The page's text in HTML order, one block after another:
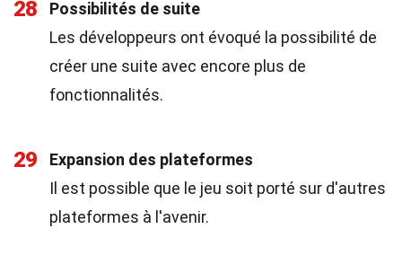
28
Possibilités de suite
Les développeurs ont évoqué la possibilité de
créer une suite avec encore plus de
fonctionnalités.
29
Expansion des plateformes
Il est possible que le jeu soit porté sur d'autres
plateformes à l'avenir.